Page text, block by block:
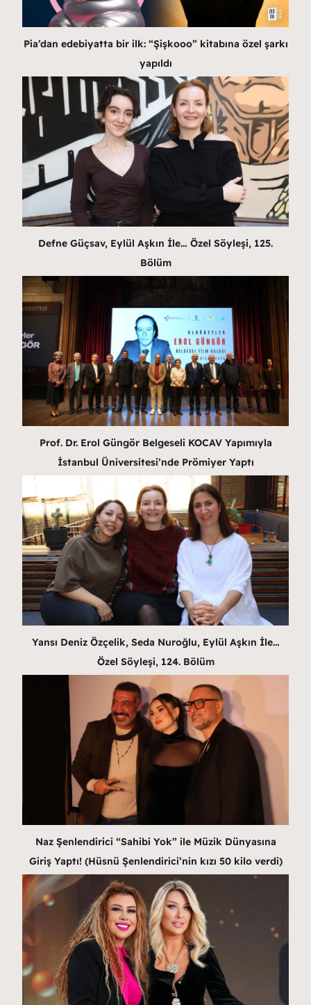
Pia’dan edebiyatta bir ilk: “Şişkooo” kitabına özel şarkı
yapıldı
Defne Güçsav, Eylül Aşkın İle… Özel Söyleşi, 125.
Bölüm
Prof. Dr. Erol Güngör Belgeseli KOCAV Yapımıyla
İstanbul Üniversitesi’nde Prömiyer Yaptı
Yansı Deniz Özçelik, Seda Nuroğlu, Eylül Aşkın İle…
Özel Söyleşi, 124. Bölüm
Naz Şenlendirici “Sahibi Yok” ile Müzik Dünyasına
Giriş Yaptı! (Hüsnü Şenlendirici’nin kızı 50 kilo verdi)